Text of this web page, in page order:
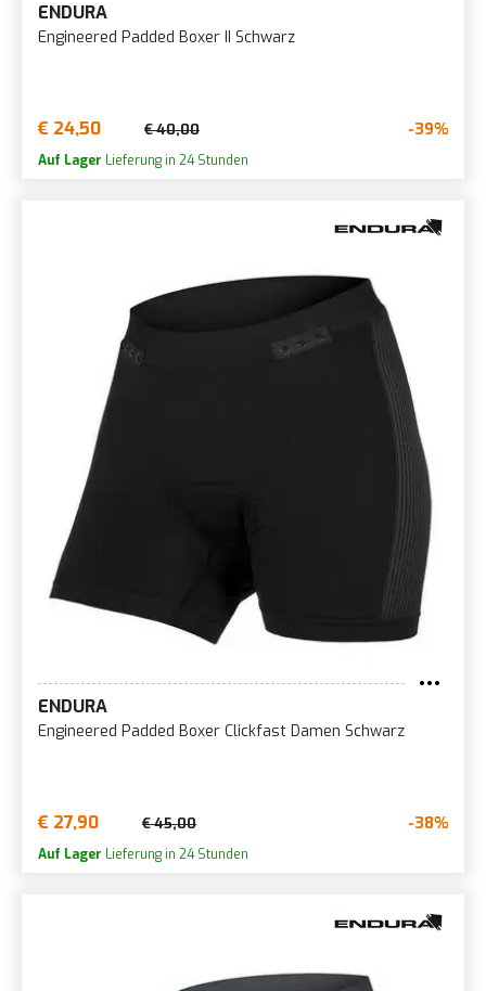
ENDURA
Engineered Padded Boxer II Schwarz
€ 24,50 € 40,00 -39%
Auf Lager Lieferung in 24 Stunden
ENDURA
Engineered Padded Boxer Clickfast Damen Schwarz
€ 27,90 € 45,00 -38%
Auf Lager Lieferung in 24 Stunden